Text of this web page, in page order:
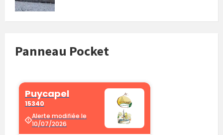
Panneau Pocket